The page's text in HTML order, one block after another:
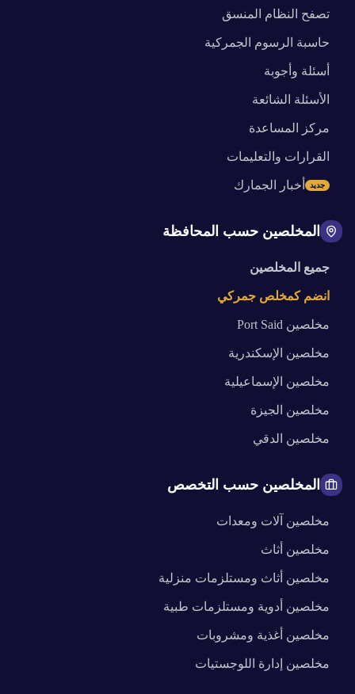
تصفح النظام المنسق
حاسبة الرسوم الجمركية
أسئلة وأجوبة
الأسئلة الشائعة
مركز المساعدة
القرارات والتعليمات
أخبار الجمارك جديد
المخلصين حسب المحافظة
جميع المخلصين
انضم كمخلص جمركي
مخلصين Port Said
مخلصين الإسكندرية
مخلصين الإسماعيلية
مخلصين الجيزة
مخلصين الدقي
المخلصين حسب التخصص
مخلصين آلات ومعدات
مخلصين أثاث
مخلصين أثاث ومستلزمات منزلية
مخلصين أدوية ومستلزمات طبية
مخلصين أغذية ومشروبات
مخلصين إدارة اللوجستيات